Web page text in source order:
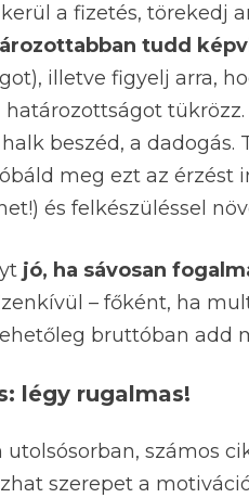
a fizetés, törekedj
tudd
illetve figyelj arra,
beszéd, a
meg ezt az érzést
és felkészüléssel
jó, ha sávosan
– főként, ha
bruttóban add
légy rugalmas!
utolsósorban, számos
szerepet a